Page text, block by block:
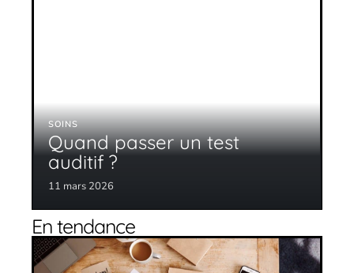
SOINS
Quand passer un test
auditif ?
11 mars 2026
En tendance